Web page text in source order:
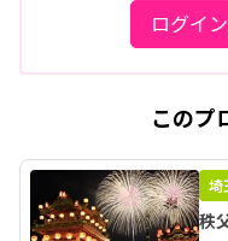
ログイ
このプ
埼
秩